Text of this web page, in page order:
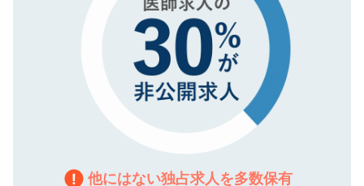
他にはない独占求人を多数保有